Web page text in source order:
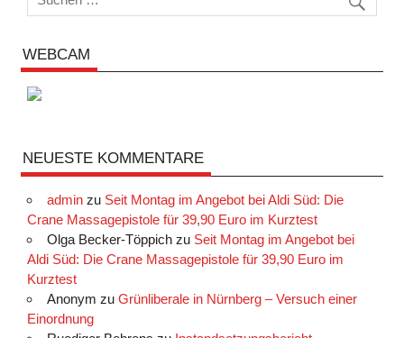
WEBCAM
NEUESTE KOMMENTARE
adminzu Seit Montag im Angebot bei Aldi Süd: Die
Crane Massagepistole für 39,90 Euro im Kurztest
Olga Becker-Töppichzu Seit Montag im Angebot bei
Aldi Süd: Die Crane Massagepistole für 39,90 Euro im
Kurztest
Anonym zu Grünliberale in Nürnberg – Versuch einer
Einordnung